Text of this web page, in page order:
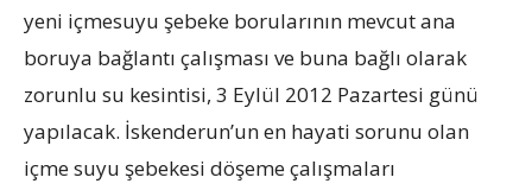
yeni içmesuyu şebeke borularının mevcut ana
boruya bağlantı çalışması ve buna bağlı olarak
zorunlu su kesintisi, 3 Eylül 2012 Pazartesi günü
yapılacak. İskenderun’un en hayati sorunu olan
içme suyu şebekesi döşeme çalışmaları